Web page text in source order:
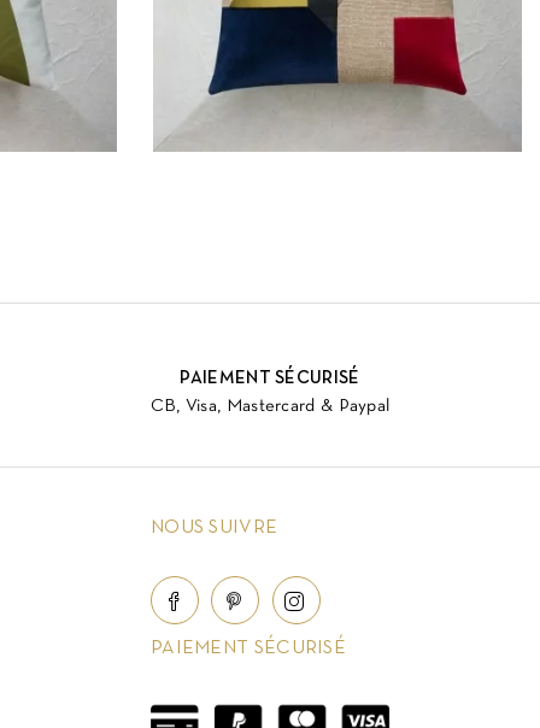
PAIEMENT SÉCURISÉ
CB, Visa, Mastercard & Paypal
NOUS SUIVRE
PAIEMENT SÉCURISÉ